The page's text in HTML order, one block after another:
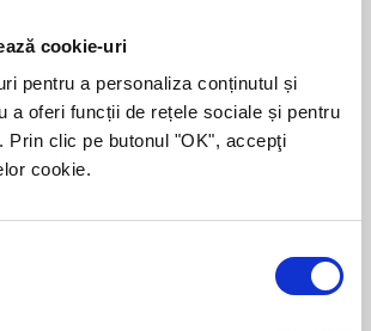
cookie-uri
pentru a personaliza conținutul și
a oferi funcții de rețele sociale și pentru
Prin clic pe butonul "OK", accepţi
cookie.
finanţare nerambursabilă,
telefonic la 0259 479
laoffice@romcom.ro sau
formularul de contact.